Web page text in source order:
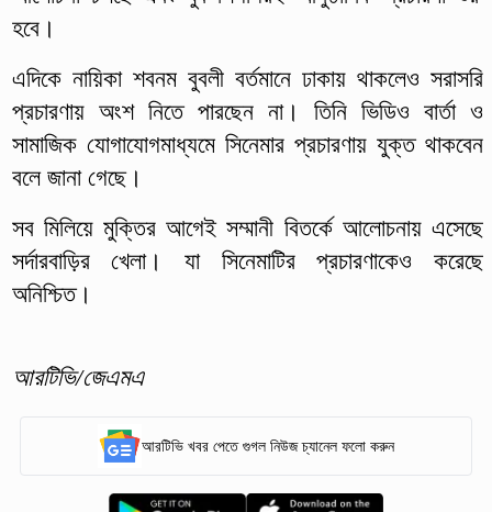
হবে।
এদিকে নায়িকা শবনম বুবলী বর্তমানে ঢাকায় থাকলেও সরাসরি
প্রচারণায় অংশ নিতে পারছেন না। তিনি ভিডিও বার্তা ও
সামাজিক যোগাযোগমাধ্যমে সিনেমার প্রচারণায় যুক্ত থাকবেন
বলে জানা গেছে।
সব মিলিয়ে মুক্তির আগেই সম্মানী বিতর্কে আলোচনায় এসেছে
সর্দারবাড়ির খেলা। যা সিনেমাটির প্রচারণাকেও করেছে
অনিশ্চিত।
আরটিভি/জেএমএ
আরটিভি খবর পেতে গুগল নিউজ চ্যানেল ফলো করুন